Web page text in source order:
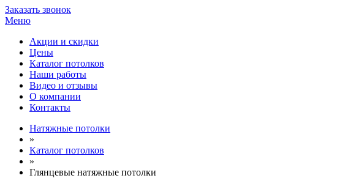
Заказать звонок
Меню
Акции и скидки
Цены
Каталог потолков
Наши работы
Видео и отзывы
О компании
Контакты
Натяжные потолки
»
Каталог потолков
»
Глянцевые натяжные потолки